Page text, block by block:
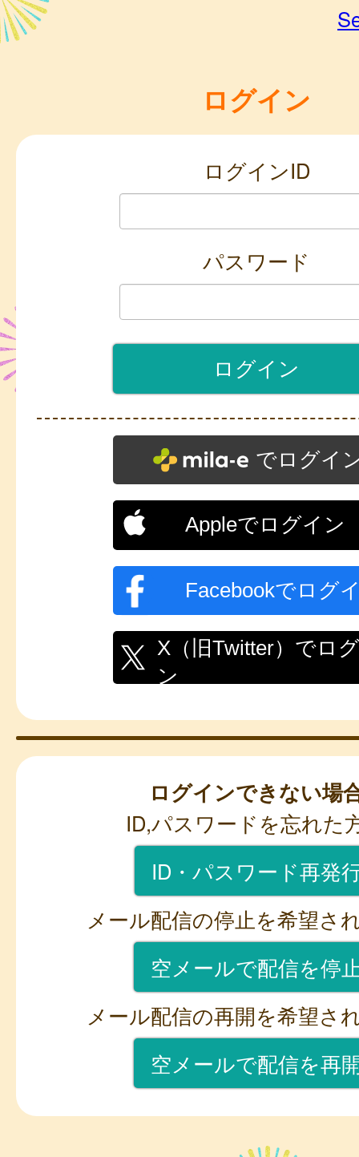
ログイン
ログインID
パスワード
でログイ
Appleでログイン
Facebookでログ
X（旧Twitter）でロ
ン
ログインできない場
ID,パスワードを忘れた
ID・パスワード再発
メール配信の停止を希望さ
空メールで配信を停
メール配信の再開を希望さ
空メールで配信を再